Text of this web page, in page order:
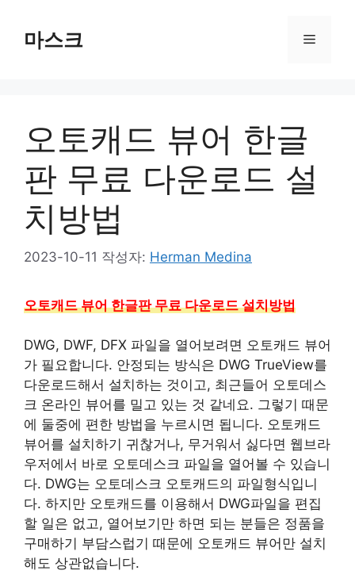
마스크 메
오토캐드 뷰어 한글
판 무료 다운로드 설
치방법
2023-10-11 작성자: Herman Medina
오토캐드 뷰어 한글판 무료 다운로드 설치방법
DWG, DWF, DFX 파일을 열어보려면 오토캐드 뷰어
가 필요합니다. 안정되는 방식은 DWG TrueView를
다운로드해서 설치하는 것이고, 최근들어 오토데스
크 온라인 뷰어를 밀고 있는 것 같네요. 그렇기 때문
에 둘중에 편한 방법을 누르시면 됩니다. 오토캐드
뷰어를 설치하기 귀찮거나, 무거워서 싫다면 웹브라
우저에서 바로 오토데스크 파일을 열어볼 수 있습니
다. DWG는 오토데스크 오토캐드의 파일형식입니
다. 하지만 오토캐드를 이용해서 DWG파일을 편집
할 일은 없고, 열어보기만 하면 되는 분들은 정품을
구매하기 부담스럽기 때문에 오토캐드 뷰어만 설치
해도 상관없습니다.